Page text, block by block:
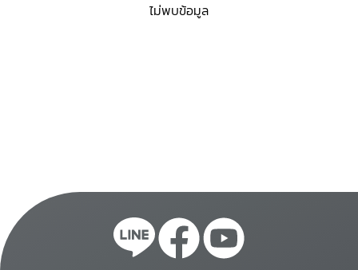
ไม่พบข้อมูล